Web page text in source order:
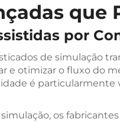
por
de simulação
e otimizar o fluxo do
é
os